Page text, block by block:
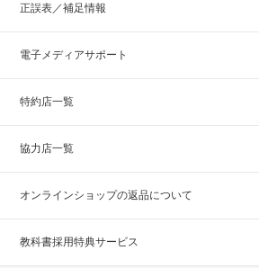
正誤表／補足情報
電子メディアサポート
特約店一覧
協力店一覧
オンラインショップの返品について
教科書採用特典サービス